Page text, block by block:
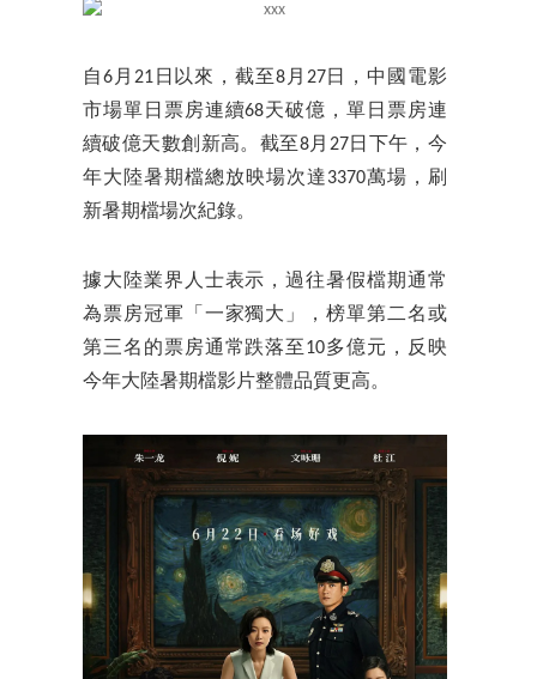
自6月21日以來，截至8月27日，中國電影
市場單日票房連續68天破億，單日票房連
續破億天數創新高。截至8月27日下午，今
年大陸暑期檔總放映場次達3370萬場，刷
新暑期檔場次紀錄。
據大陸業界人士表示，過往暑假檔期通常
為票房冠軍「一家獨大」，榜單第二名或
第三名的票房通常跌落至10多億元，反映
今年大陸暑期檔影片整體品質更高。